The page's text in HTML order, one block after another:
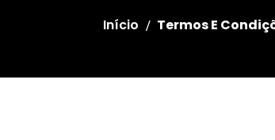
Início Termos E